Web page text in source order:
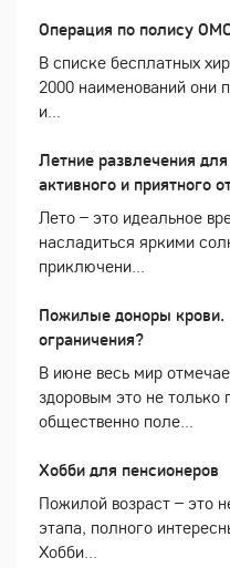
Операция по полису
В списке бесплатных
2000 наименований они
и...
Летние развлечения
активного и приятного
Лето – это идеальное
насладиться яркими
приключени...
Пожилые доноры крови.
ограничения?
В июне весь мир
здоровым это не только
общественно поле...
Хобби для пенсионеров
Пожилой возраст – это
этапа, полного
Хобби...